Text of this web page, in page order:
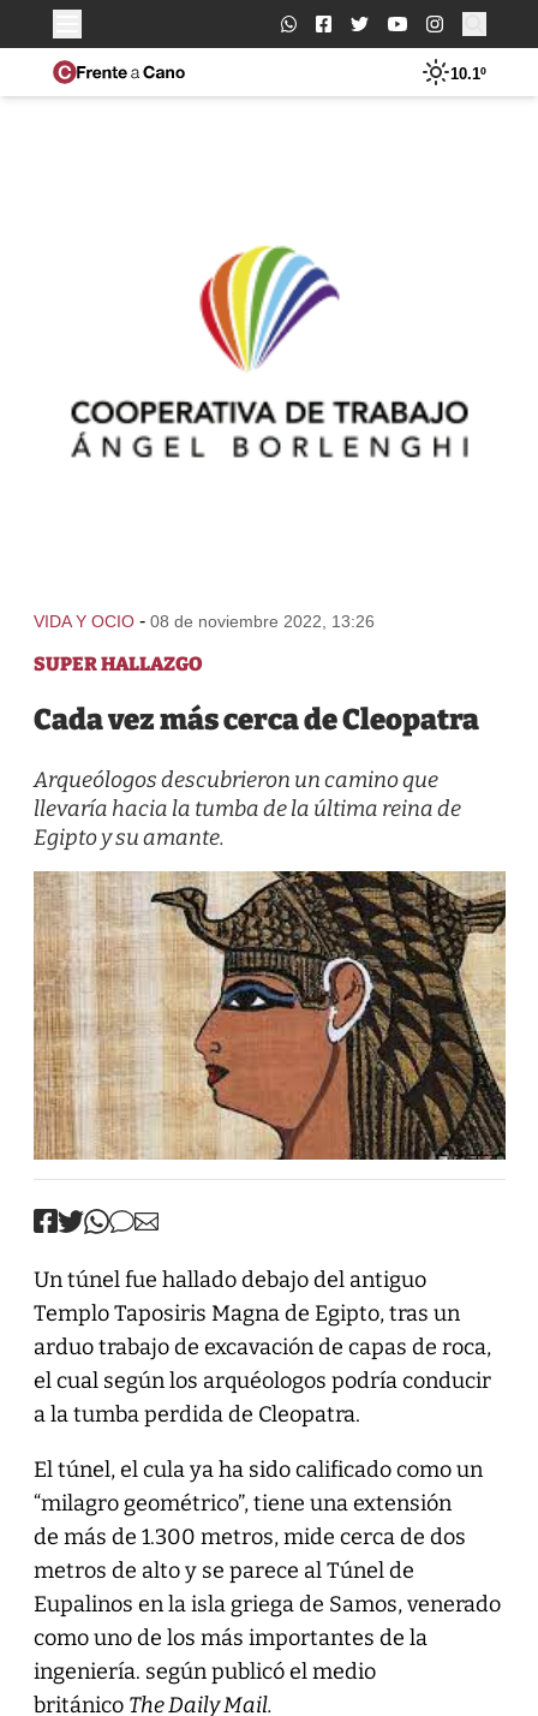
Buscar:
10.1º
VIDA Y OCIO - 08 de noviembre 2022, 13:26
SUPER HALLAZGO
Cada vez más cerca de Cleopatra
Arqueólogos descubrieron un camino que
llevaría hacia la tumba de la última reina de
Egipto y su amante.
Un túnel fue hallado debajo del antiguo
Templo Taposiris Magna de Egipto, tras un
arduo trabajo de excavación de capas de roca,
el cual según los arquéologos podría conducir
a la tumba perdida de Cleopatra.
El túnel, el cula ya ha sido calificado como un
“milagro geométrico”, tiene una extensión
de más de 1.300 metros, mide cerca de dos
metros de alto y se parece al Túnel de
Eupalinos en la isla griega de Samos, venerado
como uno de los más importantes de la
ingeniería. según publicó el medio
británico The Daily Mail.